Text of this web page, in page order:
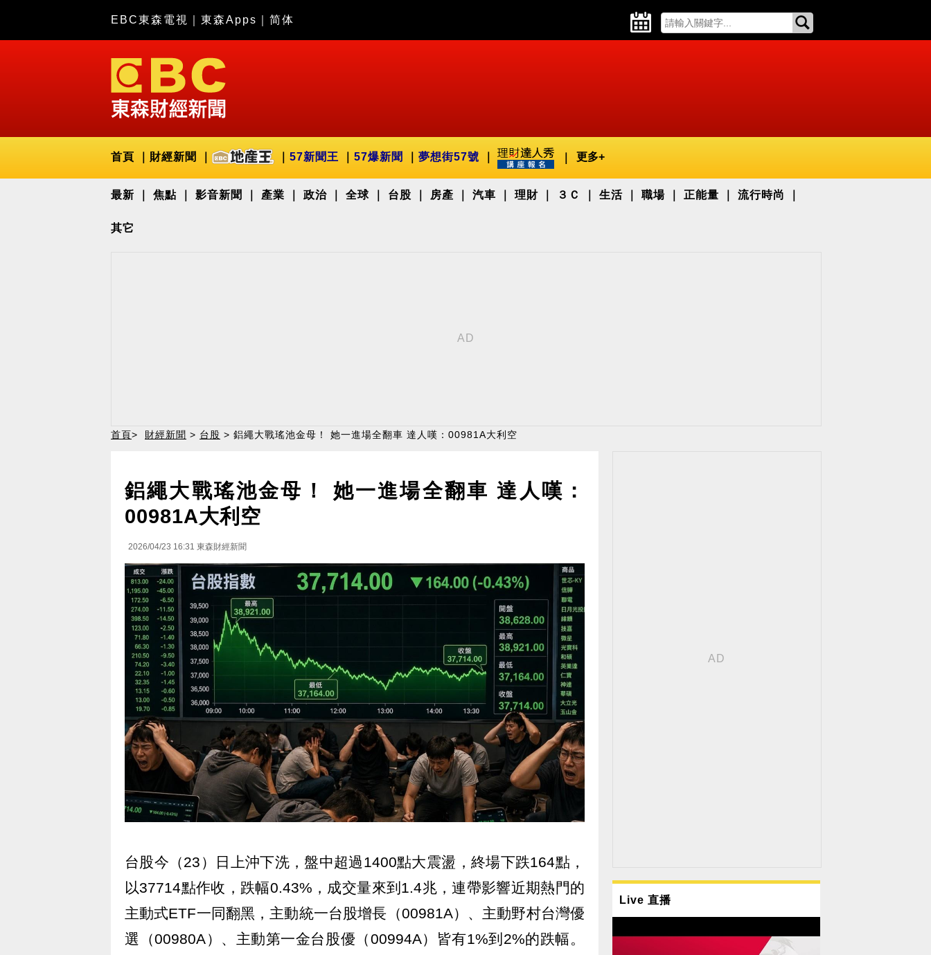
EBC東森電視 東森Apps 简体
首頁 財經新聞 57新聞王 57爆新聞 夢想街57號 更多+
最新 焦點 影音新聞 產業 政治 全球 台股 房產 汽車 理財 ３Ｃ 生活 職場 正能量 流行時尚
其它
首頁> 財經新聞 > 台股 > 鋁繩大戰瑤池金母！ 她一進場全翻車 達人嘆：00981A大利空
鋁繩大戰瑤池金母！ 她一進場全翻車 達人嘆：
00981A大利空
2026/04/23 16:31 東森財經新聞
台股今（23）日上沖下洗，盤中超過1400點大震盪，終場下跌164點，
以37714點作收，跌幅0.43%，成交量來到1.4兆，連帶影響近期熱門的
主動式ETF一同翻黑，主動統一台股增長（00981A）、主動野村台灣優
選（00980A）、主動第一金台股優（00994A）皆有1%到2%的跌幅。
Live 直播